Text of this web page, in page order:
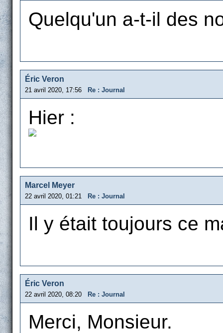
Quelqu'un a-t-il des
Éric Veron
21 avril 2020, 17:56 Re : Journal
Hier :
Marcel Meyer
22 avril 2020, 01:21 Re : Journal
Il y était toujours ce
Éric Veron
22 avril 2020, 08:20 Re : Journal
Merci, Monsieur.